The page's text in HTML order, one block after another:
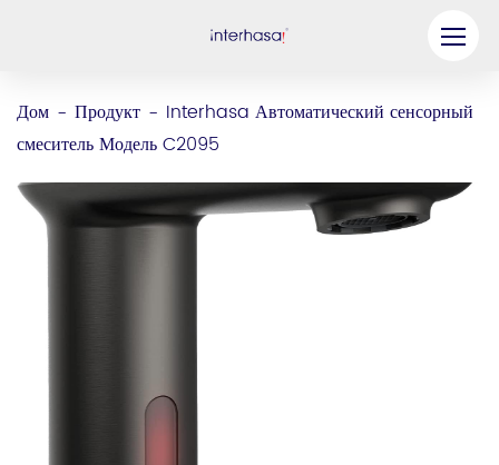
Дом - Продукт - Interhasa Автоматический сенсорный
смеситель Модель C2095
Компания
Станьте нашим партнером
Решение